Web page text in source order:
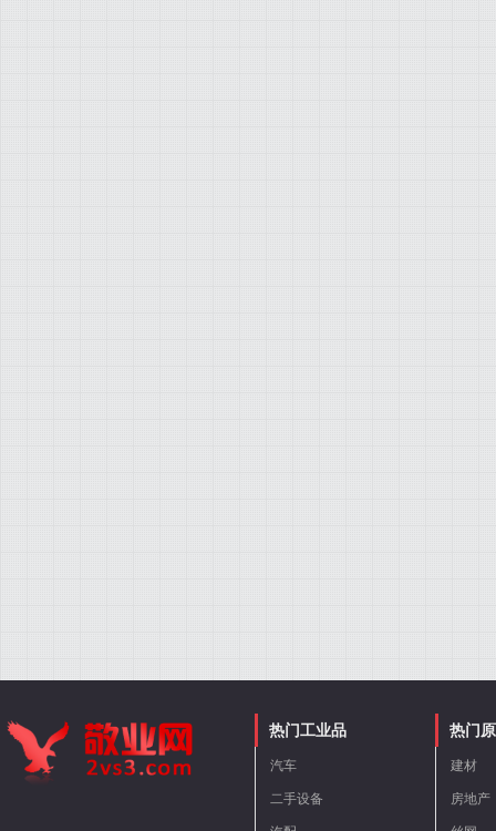
热门工业品
汽车
二手设备
热门
建材
房地产